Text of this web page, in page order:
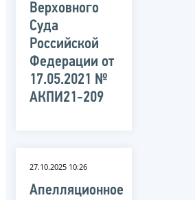
Верховного
Суда
Российской
Федерации от
17.05.2021 №
АКПИ21-209
27.10.2025 10:26
Апелляционное